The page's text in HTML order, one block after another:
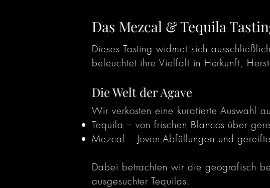
Das Mezcal & Tequila
Dieses Tasting widmet sich
beleuchtet ihre Vielfalt in Herkunft,
Die Welt der Agave
Wir verkosten eine kuratierte Auswahl
Tequila – von frischen Blancos über
Mezcal – Joven-Abfüllungen und
Dabei betrachten wir die geografisch
ausgesuchter Tequilas.